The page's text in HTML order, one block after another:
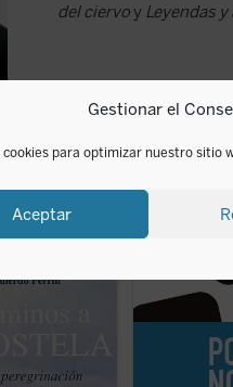
Gestionar el
para optimizar nuestro sitio
Aceptar
del ciervoy Leyendas
a lo largo de la
significación,
...(ver ficha)